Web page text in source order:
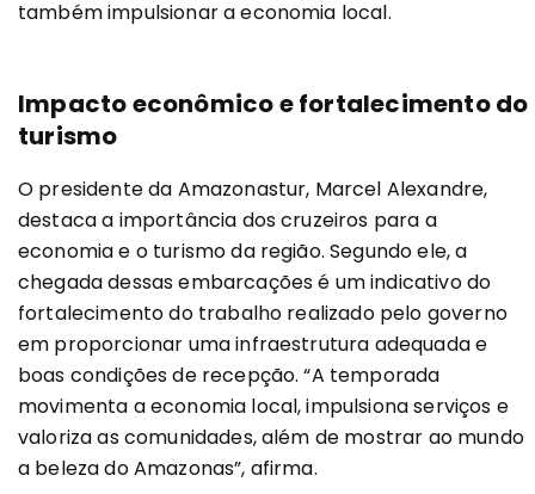
também impulsionar a economia local.
Impacto econômico e fortalecimento do
turismo
O presidente da Amazonastur, Marcel Alexandre,
destaca a importância dos cruzeiros para a
economia e o turismo da região. Segundo ele, a
chegada dessas embarcações é um indicativo do
fortalecimento do trabalho realizado pelo governo
em proporcionar uma infraestrutura adequada e
boas condições de recepção. “A temporada
movimenta a economia local, impulsiona serviços e
valoriza as comunidades, além de mostrar ao mundo
a beleza do Amazonas”, afirma.